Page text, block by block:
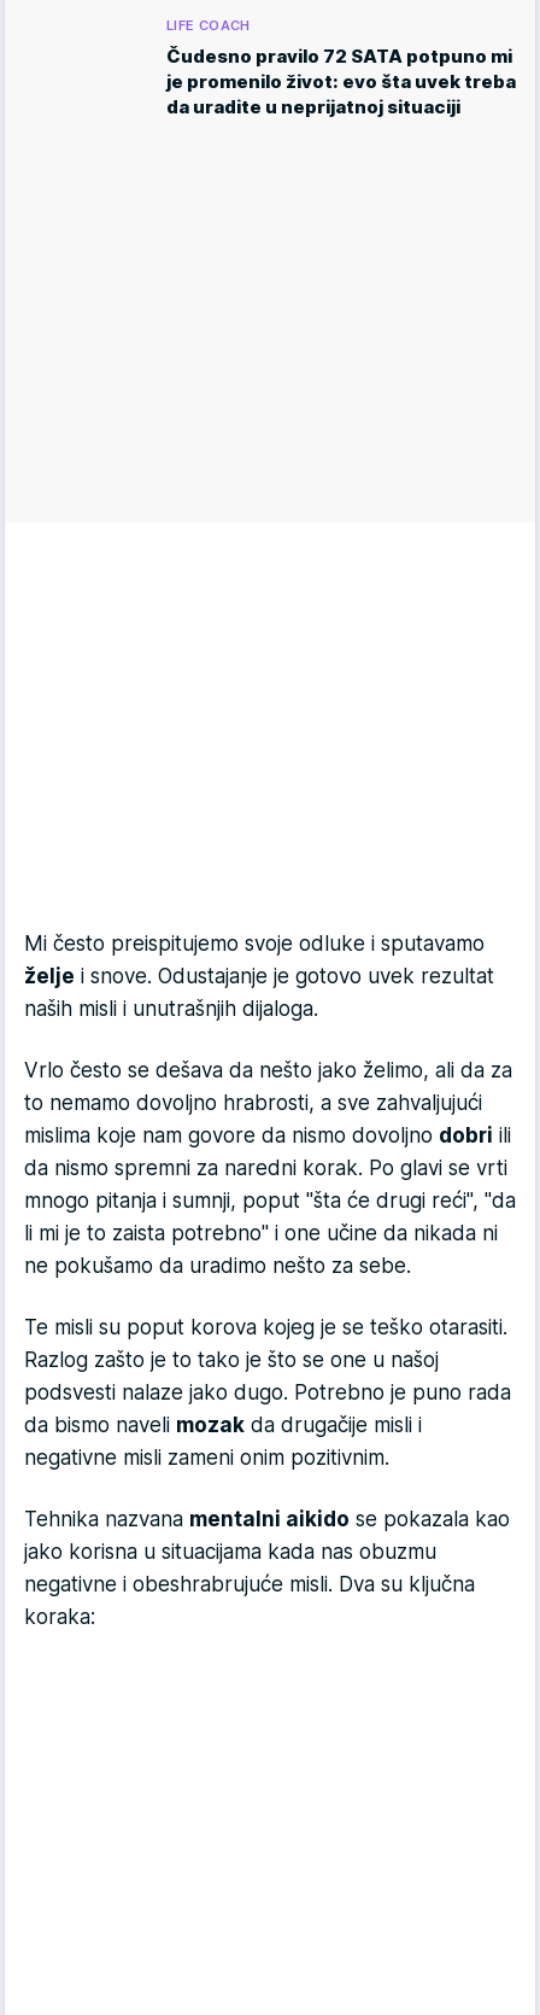
LIFE COACH
Čudesno pravilo 72 SATA potpuno mi
je promenilo život: evo šta uvek treba
da uradite u neprijatnoj situaciji
Mi često preispitujemo svoje odluke i sputavamo
želje i snove. Odustajanje je gotovo uvek rezultat
naših misli i unutrašnjih dijaloga.
Vrlo često se dešava da nešto jako želimo, ali da za
to nemamo dovoljno hrabrosti, a sve zahvaljujući
mislima koje nam govore da nismo dovoljno dobri ili
da nismo spremni za naredni korak. Po glavi se vrti
mnogo pitanja i sumnji, poput "šta će drugi reći", "da
li mi je to zaista potrebno" i one učine da nikada ni
ne pokušamo da uradimo nešto za sebe.
Te misli su poput korova kojeg je se teško otarasiti.
Razlog zašto je to tako je što se one u našoj
podsvesti nalaze jako dugo. Potrebno je puno rada
da bismo naveli mozak da drugačije misli i
negativne misli zameni onim pozitivnim.
Tehnika nazvana mentalni aikido se pokazala kao
jako korisna u situacijama kada nas obuzmu
negativne i obeshrabrujuće misli. Dva su ključna
koraka: